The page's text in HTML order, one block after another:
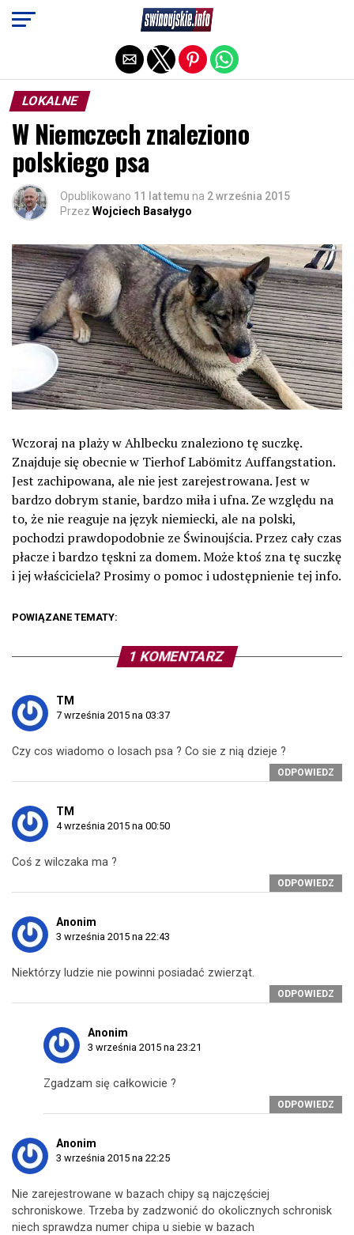
LOKALNE
W Niemczech znaleziono
polskiego psa
Opublikowano 11 lat temu na 2 września 2015
Przez Wojciech Basałygo
Wczoraj na plaży w Ahlbecku znaleziono tę suczkę.
Znajduje się obecnie w Tierhof Labömitz Auffangstation.
Jest zachipowana, ale nie jest zarejestrowana. Jest w
bardzo dobrym stanie, bardzo miła i ufna. Ze względu na
to, że nie reaguje na język niemiecki, ale na polski,
pochodzi prawdopodobnie ze Świnoujścia. Przez cały czas
płacze i bardzo tęskni za domem. Może ktoś zna tę suczkę
i jej właściciela? Prosimy o pomoc i udostępnienie tej info.
POWIĄZANE TEMATY:
1 KOMENTARZ
TM
7 września 2015 na 03:37
Czy cos wiadomo o losach psa ? Co sie z nią dzieje ?
ODPOWIEDZ
TM
4 września 2015 na 00:50
Coś z wilczaka ma ?
ODPOWIEDZ
Anonim
3 września 2015 na 22:43
Niektórzy ludzie nie powinni posiadać zwierząt.
ODPOWIEDZ
Anonim
3 września 2015 na 23:21
Zgadzam się całkowicie ?
ODPOWIEDZ
Anonim
3 września 2015 na 22:25
Nie zarejestrowane w bazach chipy są najczęściej
schroniskowe. Trzeba by zadzwonić do okolicznych schronisk
niech sprawdza numer chipa u siebie w bazach
Exit mobile version